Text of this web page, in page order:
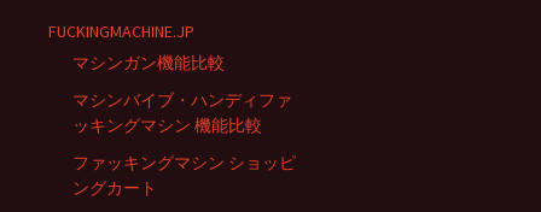
FUCKINGMACHINE.JP
マシンガン機能比較
マシンバイブ・ハンディファ
ッキングマシン 機能比較
ファッキングマシン ショッピ
ングカート